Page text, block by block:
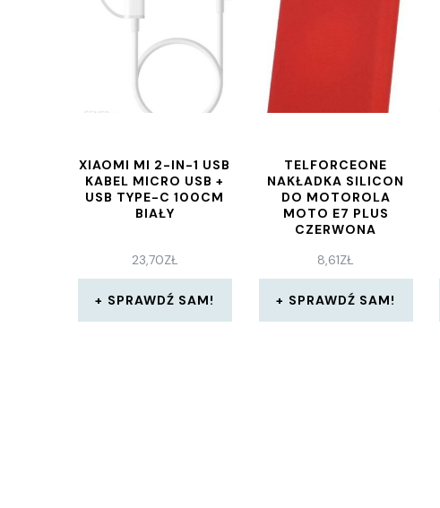
XIAOMI MI 2-IN-1 USB
KABEL MICRO USB +
USB TYPE-C 100CM
BIAŁY
23,70ZŁ
SPRAWDŹ SAM!
TELFORCEONE
NAKŁADKA SILICON
DO MOTOROLA
MOTO E7 PLUS
CZERWONA
8,61ZŁ
SPRAWDŹ SAM!